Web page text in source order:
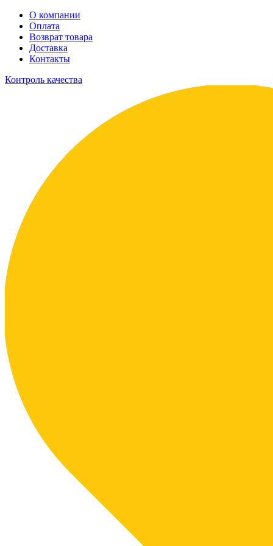
О компании
Оплата
Возврат товара
Доставка
Контакты
Контроль качества